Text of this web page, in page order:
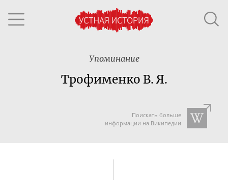
Упоминание
Трофименко В. Я.
Поискать больше
информации на Википедии